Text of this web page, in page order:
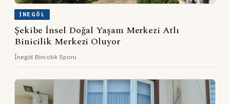
İNEGÖL
Şekibe İnsel Doğal Yaşam Merkezi Atlı
Binicilik Merkezi Oluyor
İnegöl Binicilik Sporu